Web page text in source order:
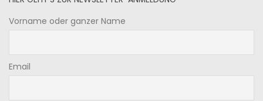
Vorname oder ganzer Name
Email